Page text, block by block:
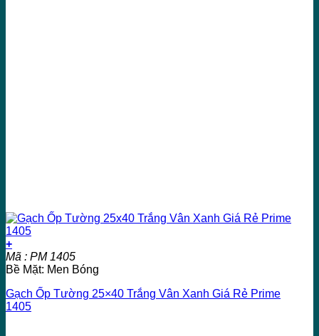
+
Mã : PM 1405
Bề Mặt: Men Bóng
Gạch Ốp Tường 25×40 Trắng Vân Xanh Giá Rẻ Prime
1405